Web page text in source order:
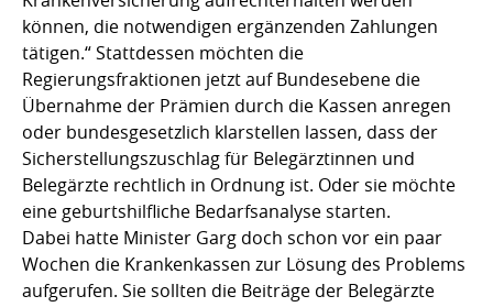
können, die notwendigen ergänzenden Zahlungen
tätigen.“ Stattdessen möchten die
Regierungsfraktionen jetzt auf Bundesebene die
Übernahme der Prämien durch die Kassen anregen
oder bundesgesetzlich klarstellen lassen, dass der
Sicherstellungszuschlag für Belegärztinnen und
Belegärzte rechtlich in Ordnung ist. Oder sie möchte
eine geburtshilfliche Bedarfsanalyse starten.
Dabei hatte Minister Garg doch schon vor ein paar
Wochen die Krankenkassen zur Lösung des Problems
aufgerufen. Sie sollten die Beiträge der Belegärzte